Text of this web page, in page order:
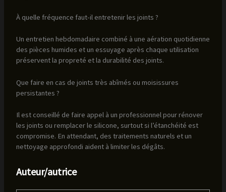
À quelle fréquence faut-il entretenir les joints ?
Un entretien hebdomadaire combiné à une aération quotidienne
des pièces humides et un essuyage après chaque utilisation
préservent la propreté et la durabilité des joints.
Que faire en cas de joints très abîmés ou moisissures
persistantes ?
Il est conseillé de faire appel à un professionnel pour rénover
les joints ou remplacer le silicone, surtout si l’étanchéité est
compromise. En attendant, des traitements naturels et un
nettoyage approfondi aident à limiter les dégâts.
Auteur/autrice